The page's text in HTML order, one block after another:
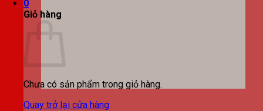
0
Giỏ hàng
Chưa có sản phẩm trong giỏ hàng.
Quay trở lại cửa hàng